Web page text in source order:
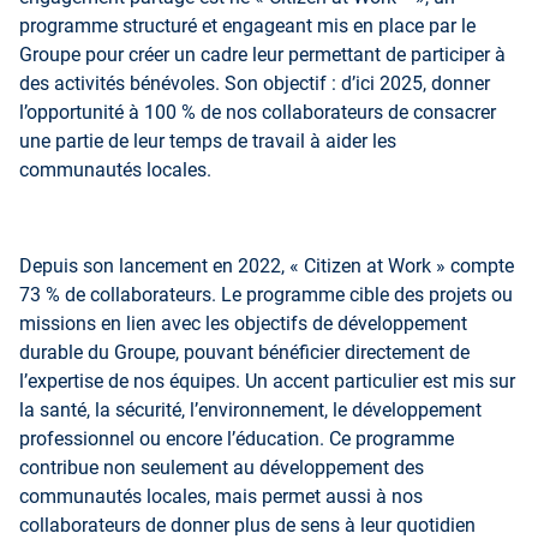
programme structuré et engageant mis en place par le
Groupe pour créer un cadre leur permettant de participer à
des activités bénévoles. Son objectif : d’ici 2025, donner
l’opportunité à 100 % de nos collaborateurs de consacrer
une partie de leur temps de travail à aider les
communautés locales.
Depuis son lancement en 2022, « Citizen at Work » compte
73 % de collaborateurs. Le programme cible des projets ou
missions en lien avec les objectifs de développement
durable du Groupe, pouvant bénéficier directement de
l’expertise de nos équipes. Un accent particulier est mis sur
la santé, la sécurité, l’environnement, le développement
professionnel ou encore l’éducation. Ce programme
contribue non seulement au développement des
communautés locales, mais permet aussi à nos
collaborateurs de donner plus de sens à leur quotidien